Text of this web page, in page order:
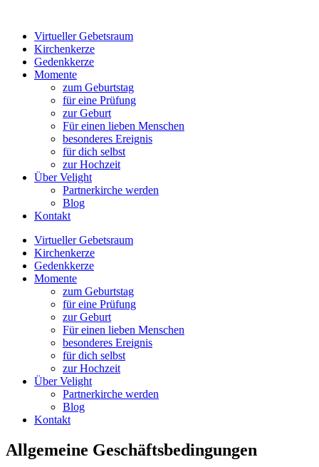
Virtueller Gebetsraum
Kirchenkerze
Gedenkkerze
Momente
zum Geburtstag
für eine Prüfung
zur Geburt
Für einen lieben Menschen
besonderes Ereignis
für dich selbst
zur Hochzeit
Über Velight
Partnerkirche werden
Blog
Kontakt
Virtueller Gebetsraum
Kirchenkerze
Gedenkkerze
Momente
zum Geburtstag
für eine Prüfung
zur Geburt
Für einen lieben Menschen
besonderes Ereignis
für dich selbst
zur Hochzeit
Über Velight
Partnerkirche werden
Blog
Kontakt
Allgemeine Geschäftsbedingungen